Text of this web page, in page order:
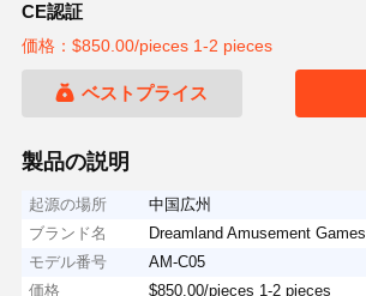
CE認証
価格：$850.00/pieces 1-2 pieces
ベストプライス
製品の説明
起源の場所
中国広州
ブランド名
Dreamland Amusement Games
モデル番号
AM-C05
価格
$850.00/pieces 1-2 pieces